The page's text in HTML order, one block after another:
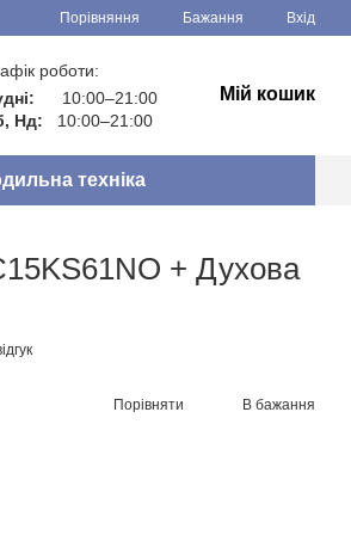
Порівняння Бажання Вхід
роботи:
10:00–21:00
Нд:
10:00–21:00
Мій кошик
техніка
+ Духова
Порівняти В бажання